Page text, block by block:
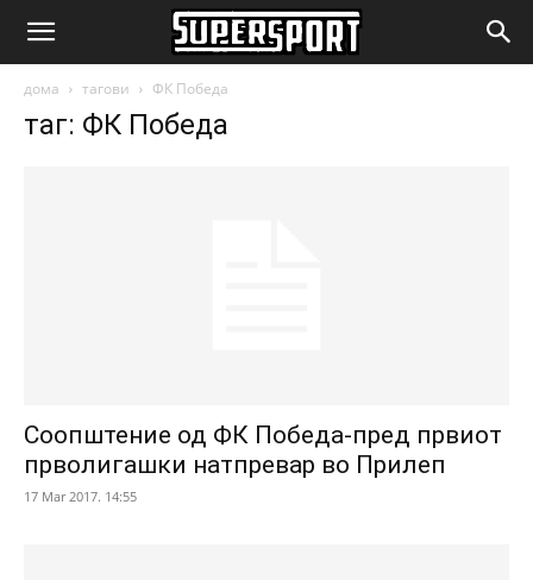
SuperSport.mk
дома тагови ФК Победа
таг: ФК Победа
Соопштение од ФК Победа-пред првиот
прволигашки натпревар во Прилеп
17 Mar 2017. 14:55